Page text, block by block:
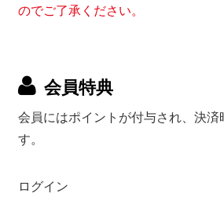
のでご了承ください。
会員特典
会員にはポイントが付与され、決済
す。
ログイン